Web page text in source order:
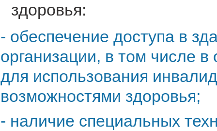
здоровья:
- обеспечение доступа в
организации, в том числе
для использования
возможностями здоровья;
- наличие специальных